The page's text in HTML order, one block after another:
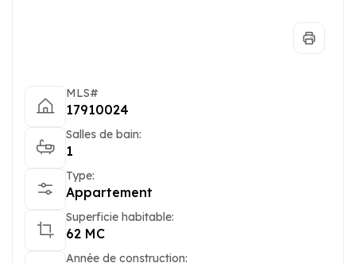
MLS#
17910024
Salles de bain:
1
Type:
Appartement
Superficie habitable:
62 MC
Année de construction: